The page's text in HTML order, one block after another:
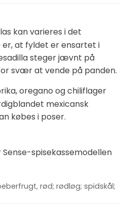
kan varieres i det
er, at fyldet er ensartet i
steger jævnt på
svær at vende på panden.
oregano og chiliflager
mexicansk
købes i poser.
spisekassemodellen
rød; rødløg; spidskål;